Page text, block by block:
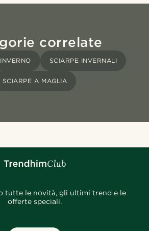
correlate
INVERNO SCIARPE INVERNALI
SCIARPE A MAGLIA
tutte le novità, gli ultimi trend e le
offerte speciali.